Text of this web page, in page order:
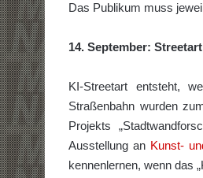
Das Publikum muss
14. September:
KI-Streetart entsteht,
Straßenbahn wurden
Projekts
Ausstellung an Kunst-
kennenlernen, wenn das